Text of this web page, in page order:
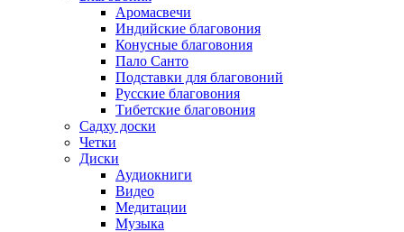
Аромасвечи
Индийские благовония
Конусные благовония
Пало Санто
Подставки для благовоний
Русские благовония
Тибетские благовония
Садху доски
Четки
Диски
Аудиокниги
Видео
Медитации
Музыка